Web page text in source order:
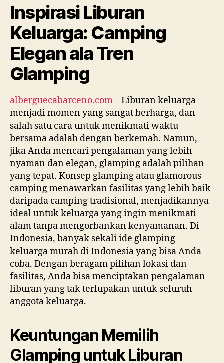
Inspirasi Liburan
Keluarga: Camping
Elegan ala Tren
Glamping
alberguecabarceno.com– Liburan keluarga
menjadi momen yang sangat berharga, dan
salah satu cara untuk menikmati waktu
bersama adalah dengan berkemah. Namun,
jika Anda mencari pengalaman yang lebih
nyaman dan elegan, glamping adalah pilihan
yang tepat. Konsep glamping atau glamorous
camping menawarkan fasilitas yang lebih baik
daripada camping tradisional, menjadikannya
ideal untuk keluarga yang ingin menikmati
alam tanpa mengorbankan kenyamanan. Di
Indonesia, banyak sekali ide glamping
keluarga murah di Indonesia yang bisa Anda
coba. Dengan beragam pilihan lokasi dan
fasilitas, Anda bisa menciptakan pengalaman
liburan yang tak terlupakan untuk seluruh
anggota keluarga.
Keuntungan Memilih
Glamping untuk Liburan